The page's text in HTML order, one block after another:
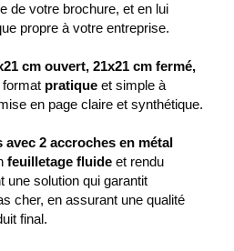
de votre brochure, et en lui
propre à votre entreprise.
cm ouvert, 21x21 cm fermé,
pratique et simple à
en page claire et synthétique.
avec 2 accroches en métal
feuilletage fluide et rendu
une solution qui garantit
cher, en assurant une qualité
final.